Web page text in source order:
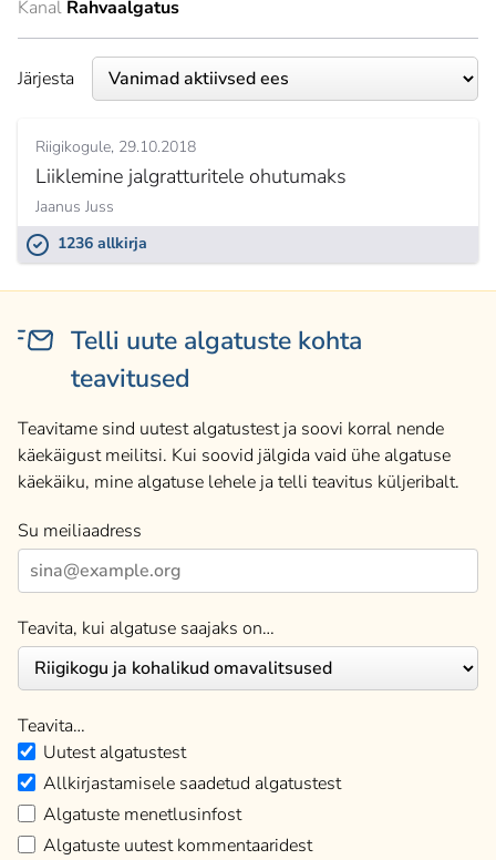
Kanal Rahvaalgatus
Järjesta
Riigikogule 29.10.2018
Liiklemine jalgratturitele ohutumaks
Jaanus Juss
1236 allkirja
Telli uute algatuste kohta
teavitused
Teavitame sind uutest algatustest ja soovi korral nende
käekäigust meilitsi. Kui soovid jälgida vaid ühe algatuse
käekäiku, mine algatuse lehele ja telli teavitus küljeribalt.
Su meiliaadress
Teavita, kui algatuse saajaks on…
Teavita…
Uutest algatustest
Allkirjastamisele saadetud algatustest
Algatuste menetlusinfost
Algatuste uutest kommentaaridest